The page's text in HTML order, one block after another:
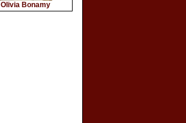
Olivia Bonamy